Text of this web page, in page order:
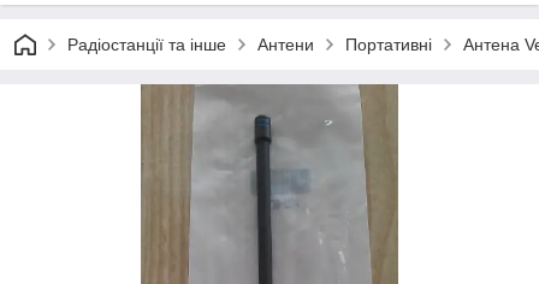
Радіостанції та інше Антени Портативні Антена